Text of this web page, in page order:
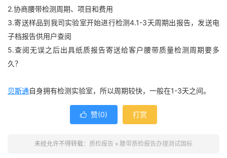
2.协商腰带检测周期、项目和费用
3.寄送样品到我司实验室开始进行检测4.1-3天周期出报告，发送电
子档报告供用户查阅
5.查阅无误之后出具纸质报告寄送给客户腰带质量检测周期要多
久？
贝斯通自身拥有检测实验室，所以周期较快，一般在1-3天之间。
 赞(0) 打赏
未经允许不得转载： 质检报告 » 腰带质检报告办理测试国标